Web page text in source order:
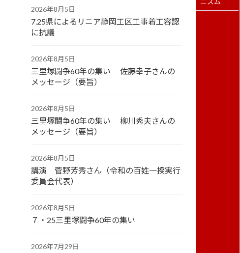
2026年8月5日
7.25県によるリニア静岡工区工事着工容認
に抗議
2026年8月5日
三里塚闘争60年の集い 佐藤幸子さんの
メッセージ（要旨）
2026年8月5日
三里塚闘争60年の集い 柳川秀夫さんの
メッセージ（要旨）
2026年8月5日
講演 菅野芳秀さん（令和の百姓一揆実行
委員会代表）
2026年8月5日
７・25三里塚闘争60年の集い
2026年7月29日